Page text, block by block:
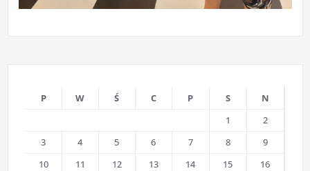
P W Ś C P S
N
1
2
3
4 5 6 7 8
9
10
11 12 13 14 15
16